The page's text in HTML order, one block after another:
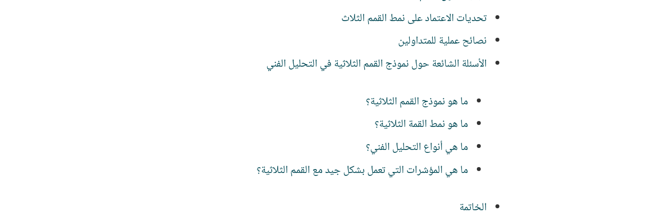
تحديات الاعتماد على نمط القمم الثلاث
نصائح عملية للمتداولين
الأسئلة الشائعة حول نموذج القمم الثلاثية في التحليل الفني
ما هو نموذج القمم الثلاثية؟
ما هو نمط القمة الثلاثية؟
ما هي أنواع التحليل الفني؟
ما هي المؤشرات التي تعمل بشكل جيد مع القمم الثلاثية؟
الخاتمة